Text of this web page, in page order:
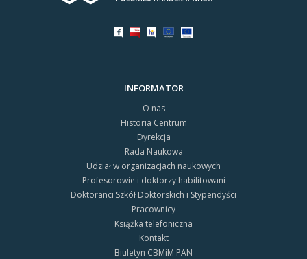
INFORMATOR
O nas
Historia Centrum
Dyrekcja
Rada Naukowa
Udział w organizacjach naukowych
Profesorowie i doktorzy habilitowani
Doktoranci Szkół Doktorskich i Stypendyści
Pracownicy
Książka telefoniczna
Kontakt
Biuletyn CBMiM PAN